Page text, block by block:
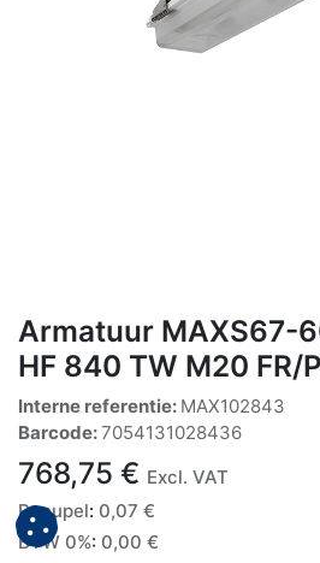
Armatuur MAXS67-
HF 840 TW M20 FR/
Interne referentie: MAX102843
Barcode:7054131028436
768,75 € Excl. VAT
Recupel: 0,07 €
BTW 0%: 0,00 €